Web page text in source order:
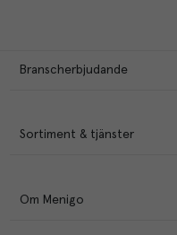
Branscherbjudande
Sortiment & tjänster
Om Menigo